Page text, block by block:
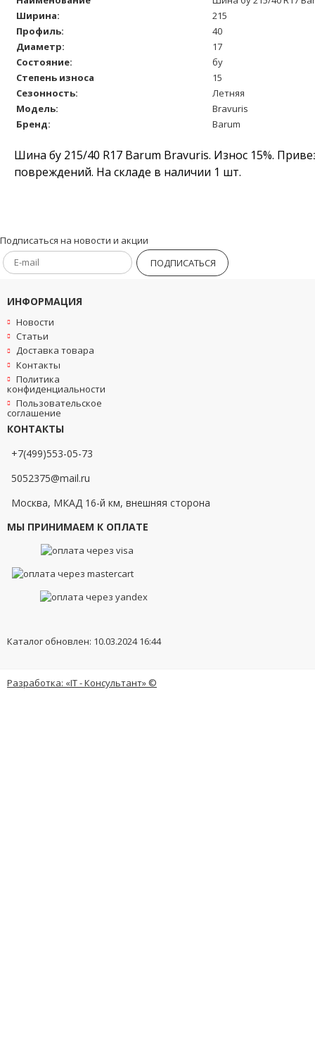
Ширина:
215
Профиль:
40
Диаметр:
17
Состояние:
бу
Степень износа
15
Сезонность:
Летняя
Модель:
Bravuris
Бренд:
Barum
Шина бу 215/40 R17 Barum Bravuris. Износ 15%.
повреждений. На складе в наличии 1 шт.
Подписаться на новости и акции
ПОДПИСАТЬСЯ
ИНФОРМАЦИЯ
Новости
Статьи
Доставка товара
Контакты
Политика
конфиденциальности
Пользовательское
соглашение
КОНТАКТЫ
+7(499)553-05-73
5052375@mail.ru
Москва, МКАД 16-й км, внешняя сторона
МЫ ПРИНИМАЕМ К ОПЛАТЕ
Каталог обновлен: 10.03.2024 16:44
Разработка: «IT - Консультант» ©